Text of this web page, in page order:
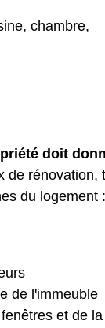
chambre,
doit
de rénovation,
du logement :
de l'immeuble
et de la